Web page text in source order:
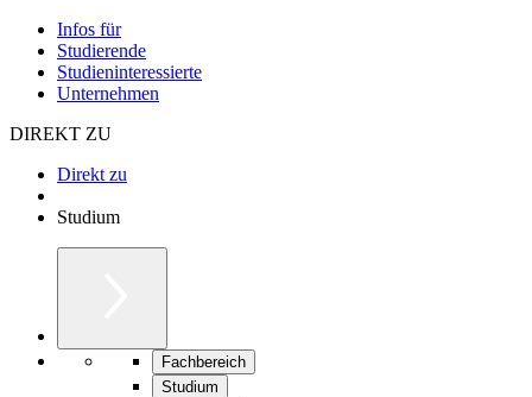
Infos für
Studierende
Studieninteressierte
Unternehmen
DIREKT ZU
Direkt zu
Studium
Fachbereich
Studium